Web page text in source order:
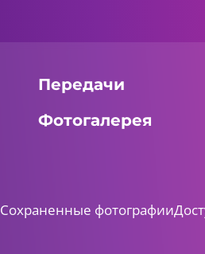
Передачи
Фотогалерея
Сохраненные фотографии